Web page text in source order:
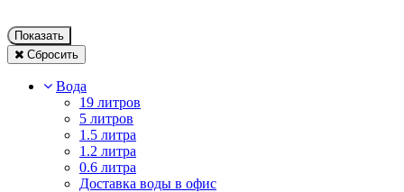
Показать
Сбросить
Вода
19 литров
5 литров
1.5 литра
1.2 литра
0.6 литра
Доставка воды в офис